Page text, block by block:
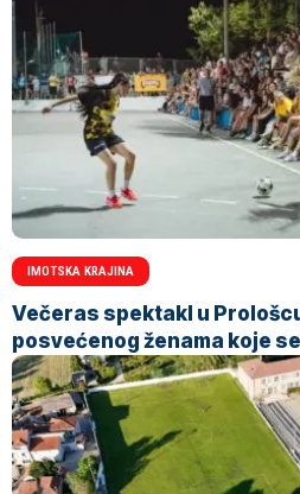
IMOTSKA KRAJINA
Večeras spektakl u
posvećenog ženama koje